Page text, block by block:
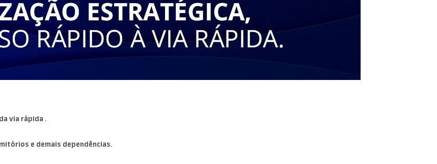
via rápida .
e demais dependências.